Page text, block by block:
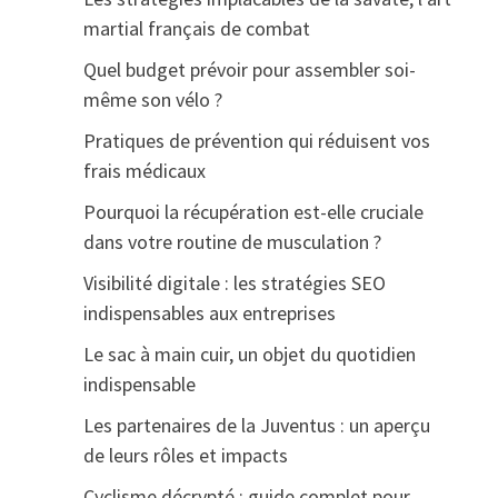
martial français de combat
Quel budget prévoir pour assembler soi-
même son vélo ?
Pratiques de prévention qui réduisent vos
frais médicaux
Pourquoi la récupération est-elle cruciale
dans votre routine de musculation ?
Visibilité digitale : les stratégies SEO
indispensables aux entreprises
Le sac à main cuir, un objet du quotidien
indispensable
Les partenaires de la Juventus : un aperçu
de leurs rôles et impacts